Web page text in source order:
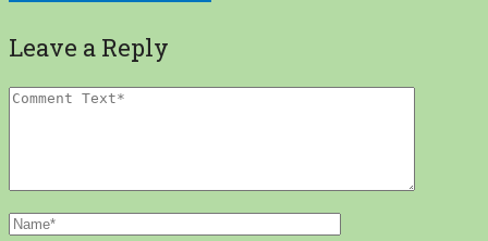
Leave a Reply